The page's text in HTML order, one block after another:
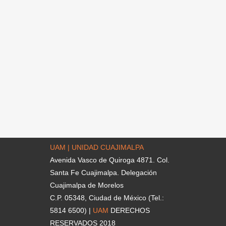
UAM | UNIDAD CUAJIMALPA
Avenida Vasco de Quiroga 4871. Col.
Santa Fe Cuajimalpa. Delegación
Cuajimalpa de Morelos
C.P. 05348, Ciudad de México (Tel.:
5814 6500) | UAM DERECHOS
RESERVADOS 2018